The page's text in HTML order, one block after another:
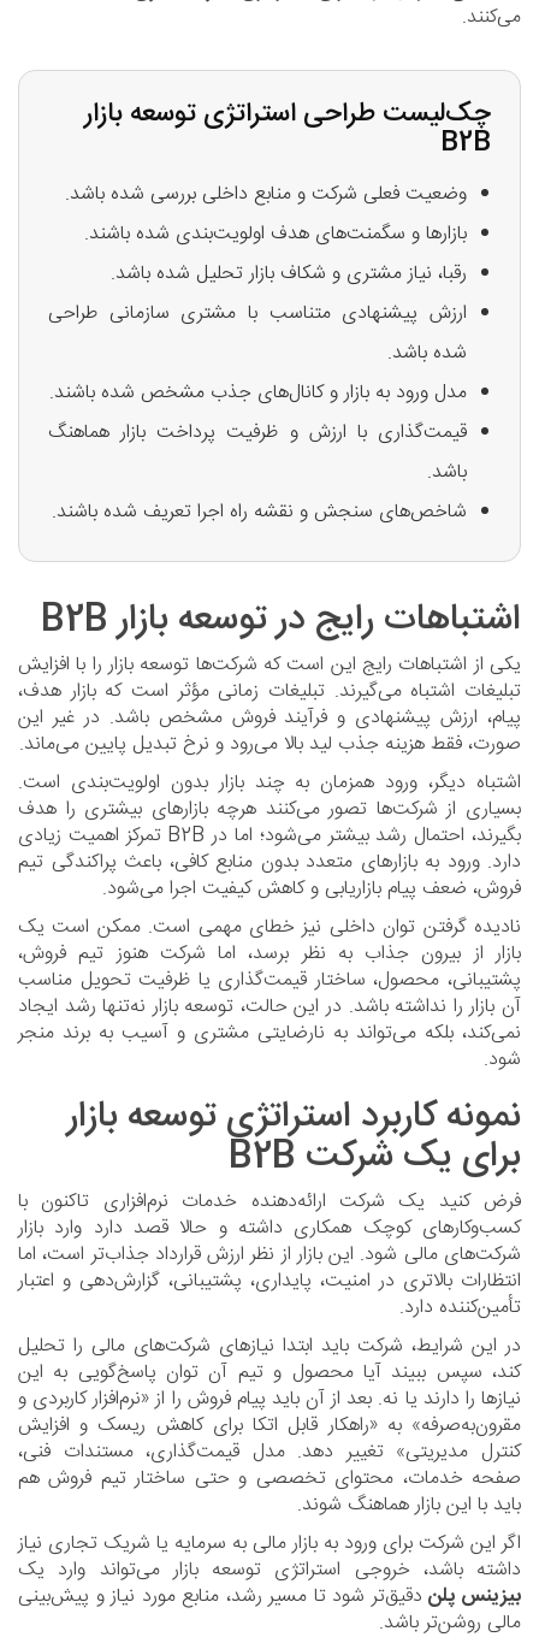
می‌کنند.
چک‌لیست طراحی استراتژی توسعه بازار
B2B
وضعیت فعلی شرکت و منابع داخلی بررسی شده باشد.
بازارها و سگمنت‌های هدف اولویت‌بندی شده باشند.
رقبا، نیاز مشتری و شکاف بازار تحلیل شده باشد.
ارزش پیشنهادی متناسب با مشتری سازمانی طراحی
شده باشد.
مدل ورود به بازار و کانال‌های جذب مشخص شده باشند.
قیمت‌گذاری با ارزش و ظرفیت پرداخت بازار هماهنگ
باشد.
شاخص‌های سنجش و نقشه راه اجرا تعریف شده باشند.
اشتباهات رایج در توسعه بازار B2B
یکی از اشتباهات رایج این است که شرکت‌ها توسعه بازار را با افزایش
تبلیغات اشتباه می‌گیرند. تبلیغات زمانی مؤثر است که بازار هدف،
پیام، ارزش پیشنهادی و فرآیند فروش مشخص باشد. در غیر این
صورت، فقط هزینه جذب لید بالا می‌رود و نرخ تبدیل پایین می‌ماند.
اشتباه دیگر، ورود همزمان به چند بازار بدون اولویت‌بندی است.
بسیاری از شرکت‌ها تصور می‌کنند هرچه بازارهای بیشتری را هدف
بگیرند، احتمال رشد بیشتر می‌شود؛ اما در B2B تمرکز اهمیت زیادی
دارد. ورود به بازارهای متعدد بدون منابع کافی، باعث پراکندگی تیم
فروش، ضعف پیام بازاریابی و کاهش کیفیت اجرا می‌شود.
نادیده گرفتن توان داخلی نیز خطای مهمی است. ممکن است یک
بازار از بیرون جذاب به نظر برسد، اما شرکت هنوز تیم فروش،
پشتیبانی، محصول، ساختار قیمت‌گذاری یا ظرفیت تحویل مناسب
آن بازار را نداشته باشد. در این حالت، توسعه بازار نه‌تنها رشد ایجاد
نمی‌کند، بلکه می‌تواند به نارضایتی مشتری و آسیب به برند منجر
شود.
نمونه کاربرد استراتژی توسعه بازار
برای یک شرکت B2B
فرض کنید یک شرکت ارائه‌دهنده خدمات نرم‌افزاری تاکنون با
کسب‌وکارهای کوچک همکاری داشته و حالا قصد دارد وارد بازار
شرکت‌های مالی شود. این بازار از نظر ارزش قرارداد جذاب‌تر است، اما
انتظارات بالاتری در امنیت، پایداری، پشتیبانی، گزارش‌دهی و اعتبار
تأمین‌کننده دارد.
در این شرایط، شرکت باید ابتدا نیازهای شرکت‌های مالی را تحلیل
کند، سپس ببیند آیا محصول و تیم آن توان پاسخ‌گویی به این
نیازها را دارند یا نه. بعد از آن باید پیام فروش را از «نرم‌افزار کاربردی و
مقرون‌به‌صرفه» به «راهکار قابل اتکا برای کاهش ریسک و افزایش
کنترل مدیریتی» تغییر دهد. مدل قیمت‌گذاری، مستندات فنی،
صفحه خدمات، محتوای تخصصی و حتی ساختار تیم فروش هم
باید با این بازار هماهنگ شوند.
اگر این شرکت برای ورود به بازار مالی به سرمایه یا شریک تجاری نیاز
داشته باشد، خروجی استراتژی توسعه بازار می‌تواند وارد یک
بیزینس پلندقیق‌تر شود تا مسیر رشد، منابع مورد نیاز و پیش‌بینی
مالی روشن‌تر باشد.